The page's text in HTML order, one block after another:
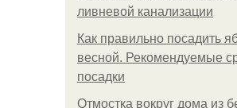
ливневой канализации
Как правильно посадить
весной. Рекомендуемые
посадки
Отмостка вокруг дома из